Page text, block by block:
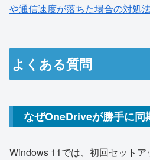
や通信速度が落ちた場合の対処
よくある質問
なぜOneDriveが勝手に同
Windows 11では、初回セットア